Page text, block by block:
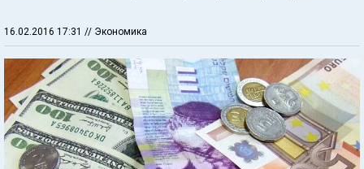
16.02.2016 17:31 // Экономика